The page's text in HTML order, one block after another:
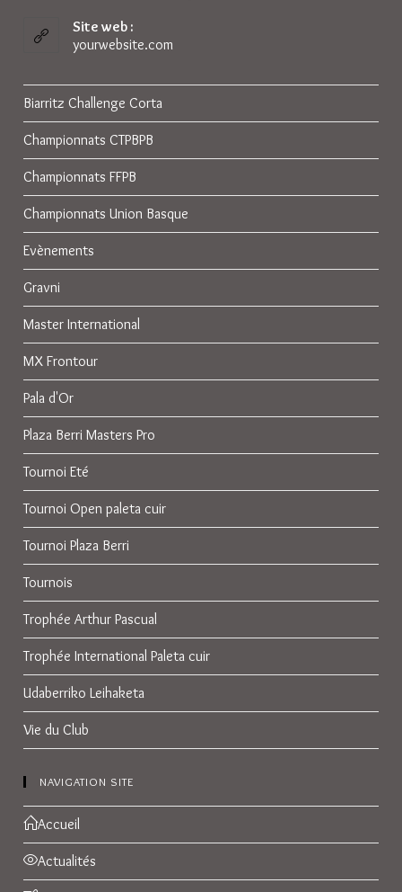
Site web :
yourwebsite.com
Biarritz Challenge Corta
Championnats CTPBPB
Championnats FFPB
Championnats Union Basque
Evènements
Gravni
Master International
MX Frontour
Pala d'Or
Plaza Berri Masters Pro
Tournoi Eté
Tournoi Open paleta cuir
Tournoi Plaza Berri
Tournois
Trophée Arthur Pascual
Trophée International Paleta cuir
Udaberriko Leihaketa
Vie du Club
NAVIGATION SITE
Accueil
Actualités